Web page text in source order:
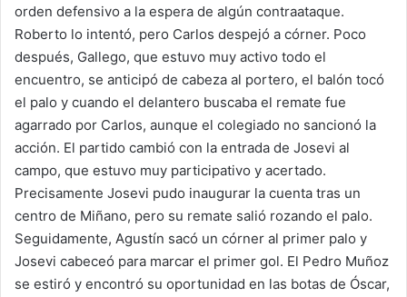
orden defensivo a la espera de algún contraataque.
Roberto lo intentó, pero Carlos despejó a córner. Poco
después, Gallego, que estuvo muy activo todo el
encuentro, se anticipó de cabeza al portero, el balón tocó
el palo y cuando el delantero buscaba el remate fue
agarrado por Carlos, aunque el colegiado no sancionó la
acción. El partido cambió con la entrada de Josevi al
campo, que estuvo muy participativo y acertado.
Precisamente Josevi pudo inaugurar la cuenta tras un
centro de Miñano, pero su remate salió rozando el palo.
Seguidamente, Agustín sacó un córner al primer palo y
Josevi cabeceó para marcar el primer gol. El Pedro Muñoz
se estiró y encontró su oportunidad en las botas de Óscar,